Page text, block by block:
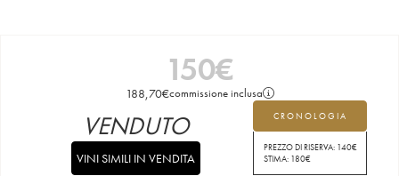
150€
188,70€commissione inclusa
CRONOLOGIA
PREZZO DI RISERVA: 140€
STIMA: 180€
VENDUTO
VINI SIMILI IN VENDITA